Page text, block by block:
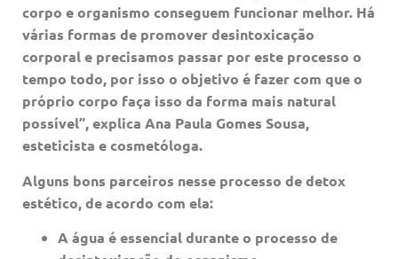
corpo e organismo conseguem funcionar melhor. Há
várias formas de promover desintoxicação
corporal e precisamos passar por este processo o
tempo todo, por isso o objetivo é fazer com que o
próprio corpo faça isso da forma mais natural
possível”, explica Ana Paula Gomes Sousa,
esteticista e cosmetóloga.
Alguns bons parceiros nesse processo de detox
estético, de acordo com ela:
A água é essencial durante o processo de